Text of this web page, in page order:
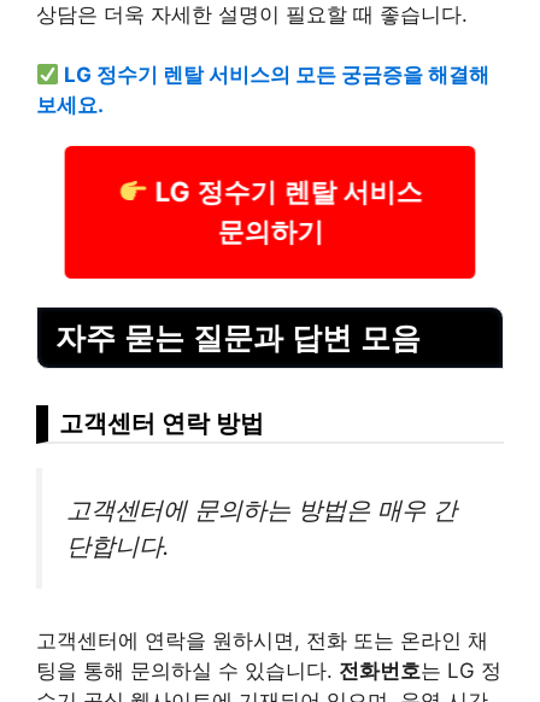
상담은 더욱 자세한 설명이 필요할 때 좋습니다.
LG 정수기 렌탈 서비스의 모든 궁금증을 해결해
보세요.
LG 정수기 렌탈 서비스
문의하기
자주 묻는 질문과 답변 모음
고객센터 연락 방법
고객센터에 문의하는 방법은 매우 간
단합니다.
고객센터에 연락을 원하시면, 전화 또는 온라인 채
팅을 통해 문의하실 수 있습니다. 전화번호는 LG 정